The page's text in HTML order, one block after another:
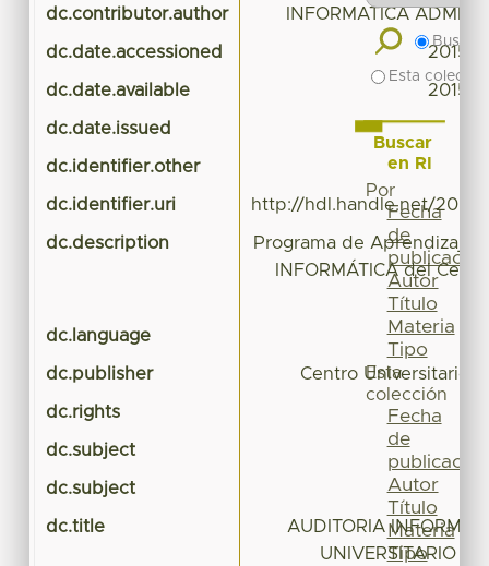
dc.contributor.author INFORMATICA
dc.date.accessioned 2015-
dc.date.available 2015-
dc.date.issued
dc.identifier.other
dc.identifier.uri http://hdl.handle.net/
dc.description
Programa de Aprendizaje
INFORMÁTICA del
dc.language
dc.publisher Centro Universitario
dc.rights
dc.subject
dc.subject
dc.title
AUDITORIA
UNIVERSITARIO
Buscar
Esta
Buscar
en RI
Por
Fecha
de
publicación
Autor
Título
Materia
Tipo
Esta
colección
Fecha
de
publicación
Autor
Título
Materia
Tipo